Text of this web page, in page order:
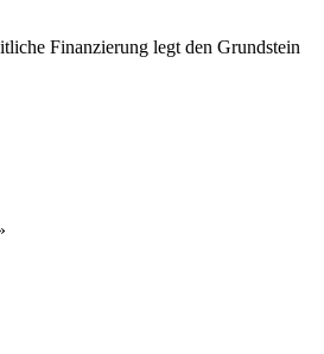
Finanzierung legt den Grundstein